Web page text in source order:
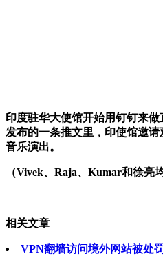
印度驻华大使馆开始用钉钉来
发布的一条推文里，印使馆邀
音乐演出。
（Vivek、Raja、Kumar和徐亮
相关文章
VPN翻墙访问境外网站被处